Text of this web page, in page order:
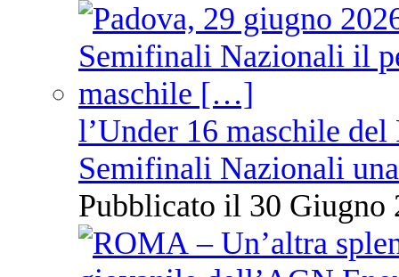
l’Under 16 maschile
Semifinali Nazionali
Pubblicato il 30 Giugno